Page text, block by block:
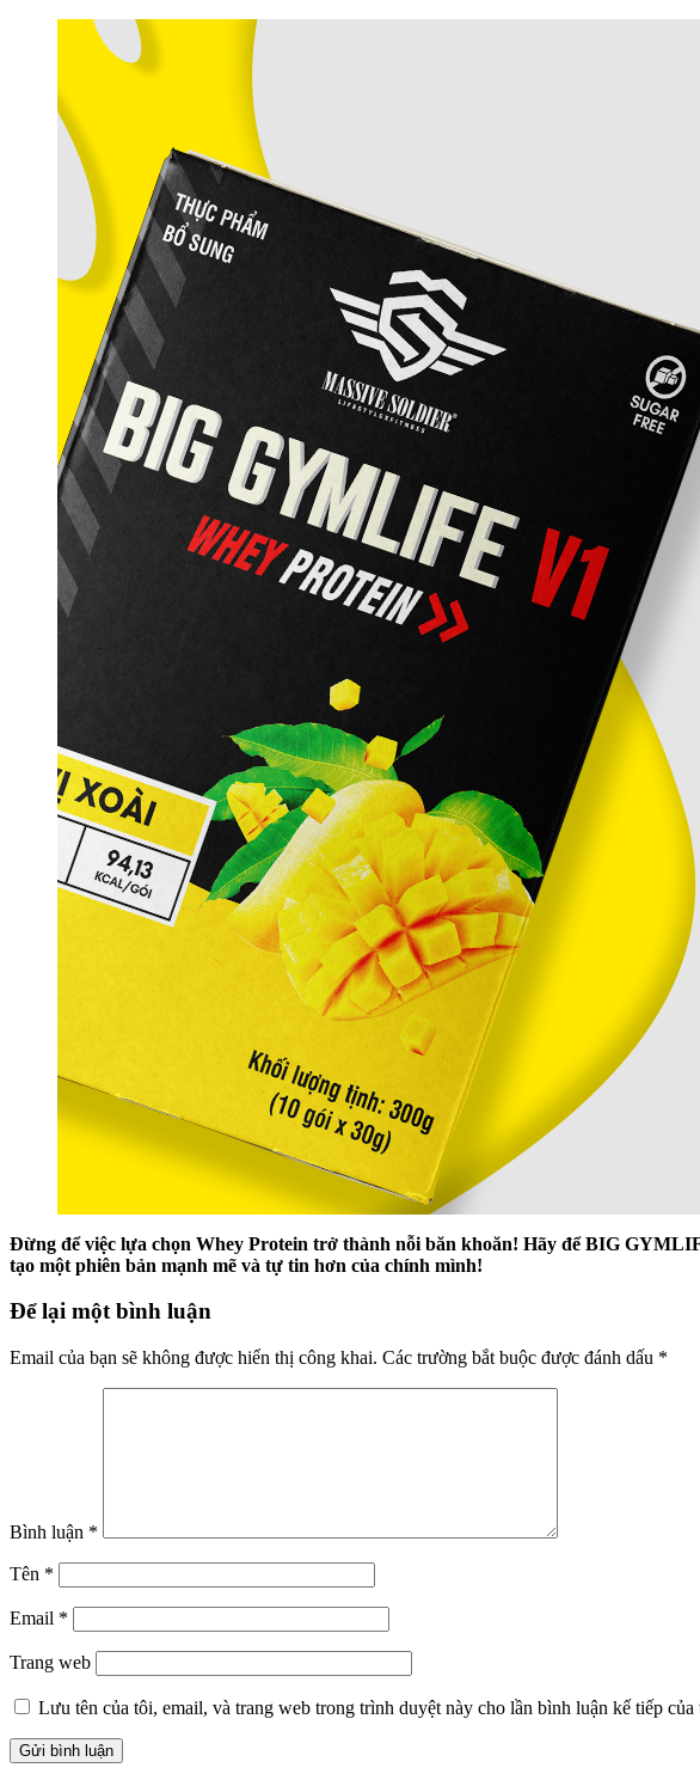
Đừng để việc lựa chọn Whey Protein trở thành nỗi băn khoăn! Hãy để BIG
tạo một phiên bản mạnh mẽ và tự tin hơn của chính mình!
Để lại một bình luận
Email của bạn sẽ không được hiển thị công khai. Các trường bắt buộc được đánh dấu *
Bình luận *
Tên *
Email *
Trang web
Lưu tên của tôi, email, và trang web trong trình duyệt này cho lần bình luận kế tiếp của